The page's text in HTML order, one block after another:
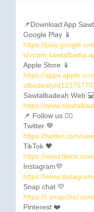
📌Download App
Google Play 📱
https://
Apple Store 📱
https://
albadeah/
Sawtalbadeah Web 💻
https://
📌 Follow us 👇🏼
Twitter 💙
https://twitter.com/
TikTok 🖤
https://
Instagram💜
https://
Snap chat 💛
https://
Pinterest ❤️